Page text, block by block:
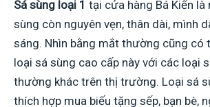
Sá sùng loại 1 tại cửa hàng Bá Kiến
sùng còn nguyên vẹn, thân dài, mình
sáng. Nhìn bằng mắt thường cũng có
loại sá sùng cao cấp này với các loại
thường khác trên thị trường. Loại sá
thích hợp mua biếu tặng sếp, bạn bè,